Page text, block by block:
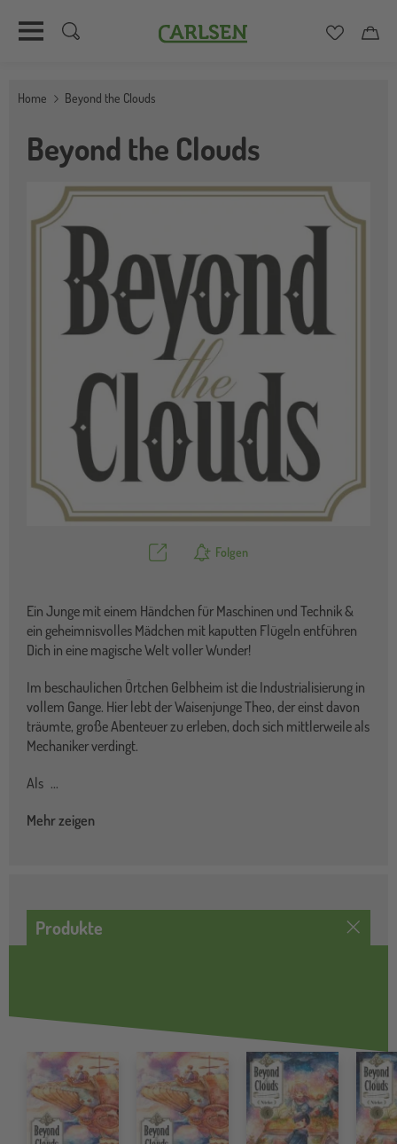
zum
Carlsen
Home Beyond the Clouds
Beyond the Clouds
Teilen Folgen
Ein Junge mit einem Händchen für Maschinen und Technik &
ein geheimnisvolles Mädchen mit kaputten Flügeln entführen
Dich in eine magische Welt voller Wunder!
Im beschaulichen Örtchen Gelbheim ist die Industrialisierung in
vollem Gange. Hier lebt der Waisenjunge Theo, der einst davon
träumte, große Abenteuer zu erleben, doch sich mittlerweile als
Mechaniker verdingt.
Als ...
Mehr zeigen
Produkte